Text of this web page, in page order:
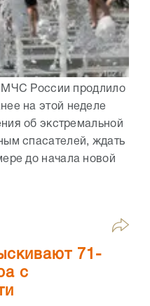
МЧС России продлило
на этой неделе
об экстремальной
спасателей, ждать
до начала новой
71-
с